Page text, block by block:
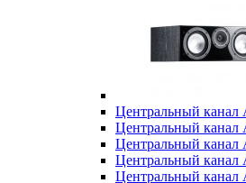
Центральный канал
Центральный канал
Центральный канал
Центральный канал
Центральный канал